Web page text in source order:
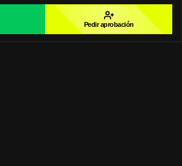
Pedir aprobación